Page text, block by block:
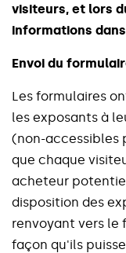
visiteurs, et lors d
informations dans
Envoi du formulair
Les formulaires on
les exposants à le
(non-accessibles
que chaque visite
acheteur potentie
disposition des ex
renvoyant vers le f
façon qu'ils puisse